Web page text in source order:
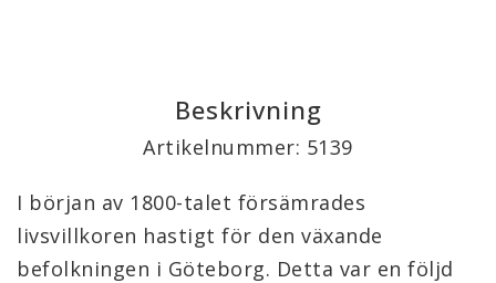
Beskrivning
Artikelnummer: 5139
I början av 1800-talet försämrades
livsvillkoren hastigt för den växande
befolkningen i Göteborg. Detta var en följd